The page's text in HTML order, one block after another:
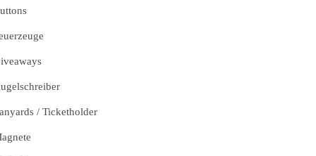
/ Ticketholder